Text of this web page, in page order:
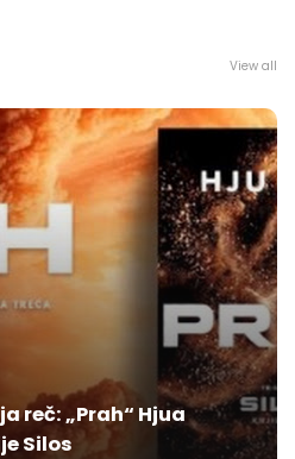
View all
reč: „Prah“ Hjua
Silos